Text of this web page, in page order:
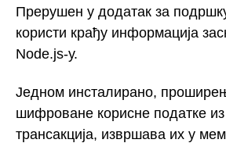
Прерушен у додатак за
користи крађу информација
Node.js-у.
Једном инсталирано,
шифроване корисне податке из
трансакција, извршава их у